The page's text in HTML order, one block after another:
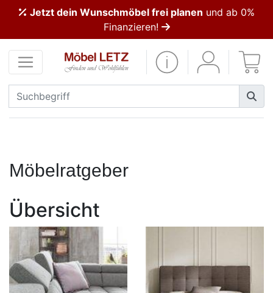
Jetzt dein Wunschmöbel frei planen und ab 0%
Finanzieren!
Möbelratgeber
Übersicht
Kundenmeinungen
Anmelden
PREMIUM
Polsterplaner
Möbel-
Konfigurator